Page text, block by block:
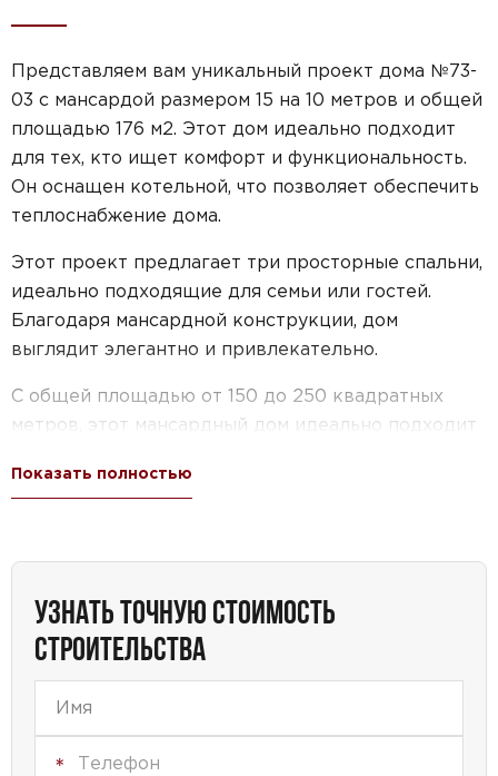
Представляем вам уникальный проект дома №73-
03 с мансардой размером 15 на 10 метров и общей
площадью 176 м2. Этот дом идеально подходит
для тех, кто ищет комфорт и функциональность.
Он оснащен котельной, что позволяет обеспечить
теплоснабжение дома.
Этот проект предлагает три просторные спальни,
идеально подходящие для семьи или гостей.
Благодаря мансардной конструкции, дом
выглядит элегантно и привлекательно.
С общей площадью от 150 до 250 квадратных
метров, этот мансардный дом идеально подходит
функциональность и эстетику, создавая
Проект дома №73-03 — это идеальный выбор для
сочетает в себе все необходимые характеристики
для комфортного проживания и отличается своей
Показать полностью
УЗНАТЬ ТОЧНУЮ СТОИМОСТЬ
СТРОИТЕЛЬСТВА